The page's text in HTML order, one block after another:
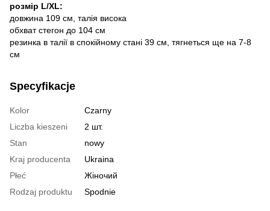
розмір L/XL:
довжина 109 см, талія висока
обхват стегон до 104 см
резинка в талії в спокійному стані 39 см, тягнеться ще на 7-8
см
Specyfikacje
Kolor
Czarny
Liczba kieszeni
2 шт.
Stan
nowy
Kraj producenta
Ukraina
Płeć
Жіночий
Rodzaj produktu
Spodnie